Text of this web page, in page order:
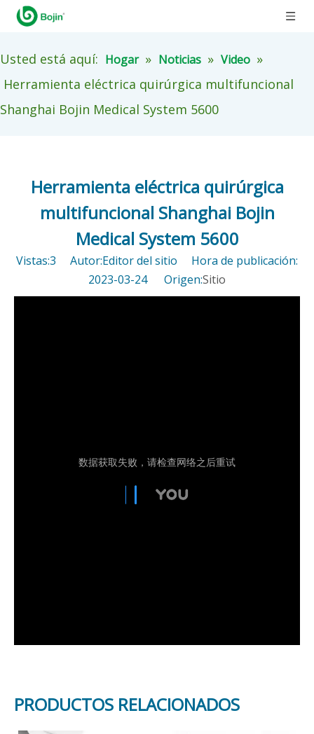
Usted está aquí: Hogar » Noticias » Video »
Herramienta eléctrica quirúrgica multifuncional
Shanghai Bojin Medical System 5600
Herramienta eléctrica quirúrgica
multifuncional Shanghai Bojin
Medical System 5600
Vistas:3 Autor:Editor del sitio Hora de publicación:
2023-03-24 Origen:Sitio
PRODUCTOS RELACIONADOS